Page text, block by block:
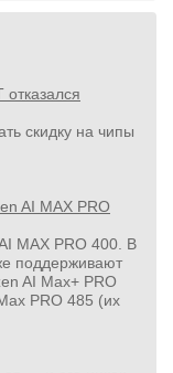
отказался
скидку на чипы
AI MAX PRO
MAX PRO 400. В
поддерживают
AI Max+ PRO
PRO 485 (их